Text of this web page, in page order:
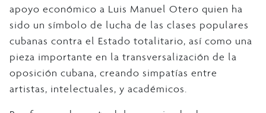
apoyo económico a Luis Manuel Otero quien ha
sido un símbolo de lucha de las clases populares
cubanas contra el Estado totalitario, así como una
pieza importante en la transversalización de la
oposición cubana, creando simpatías entre
artistas, intelectuales, y académicos.